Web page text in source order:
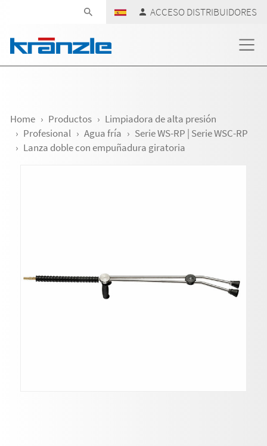
ACCESO DISTRIBUIDORES
Home Productos
Limpiadora de alta presión
Profesional
Agua fría
Serie WS-RP | Serie WSC-RP
Lanza doble con empuñadura giratoria